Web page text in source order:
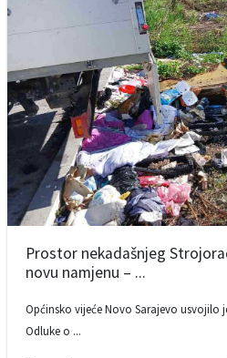
Prostor nekadašnjeg
novu namjenu – ...
Općinsko vijeće Novo Sarajevo usvojilo
Odluke o ...